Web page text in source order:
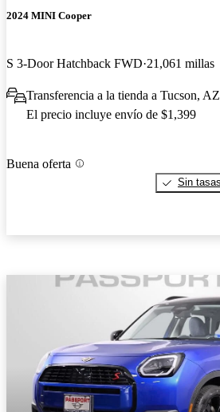
2024 MINI Cooper
S 3-Door Hatchback FWD 21,061 millas
Transferencia a la tienda a Tucson, AZ
El precio incluye envío de $1,399
Buena oferta
Sin